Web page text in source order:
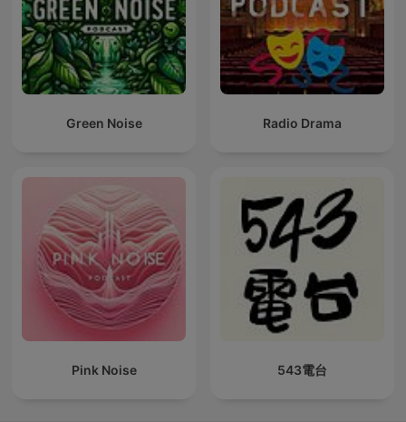
Green Noise Radio Drama
Pink Noise 543電台